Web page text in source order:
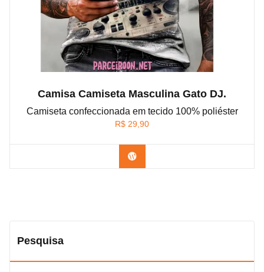
Camisa Camiseta Masculina Gato DJ.
Camiseta confeccionada em tecido 100% poliéster
R$ 29,90
Confira na Shopee
Pesquisa